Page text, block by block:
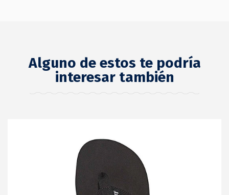
Alguno de estos te podría
interesar también